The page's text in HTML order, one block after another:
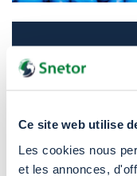
Ce site web utilise
Les cookies nous
et les annonces,
conductos y
películas de